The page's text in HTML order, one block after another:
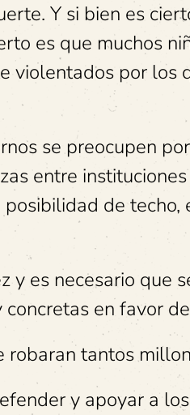
Y si bien es
es que muchos
violentados por los
se preocupen
entre
de techo,
y es necesario que
en favor
robaran tantos
y apoyar a